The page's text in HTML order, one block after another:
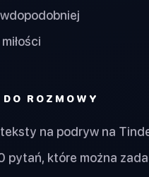
ROZMOWY
na podryw na
pytań, które można